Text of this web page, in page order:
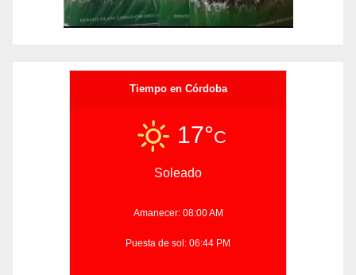
Tiempo en Córdoba
17°C
Soleado
Amanecer: 08:00 AM
Puesta de sol: 06:44 PM